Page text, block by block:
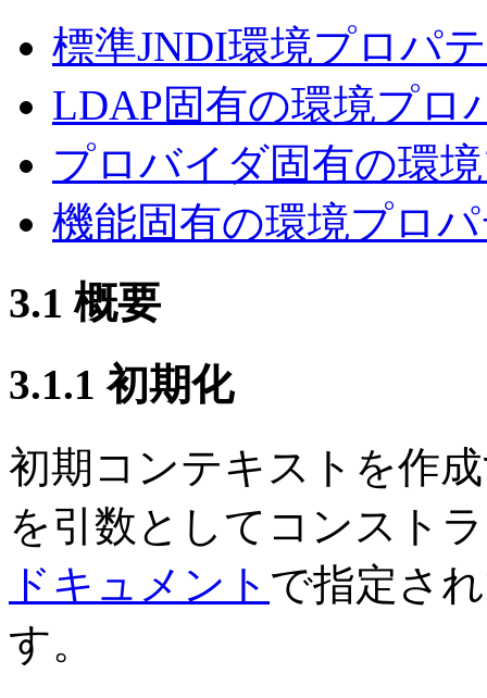
標準JNDI環境プロパ
LDAP固有の環境プロ
プロバイダ固有の環
機能固有の環境プロ
3.1 概要
3.1.1 初期化
初期コンテキストを作
を引数としてコンスト
ドキュメント で指定さ
す。